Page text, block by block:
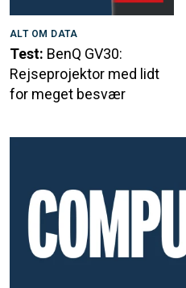
ALT OM DATA
Test: BenQ GV30:
Rejseprojektor med lidt
for meget besvær